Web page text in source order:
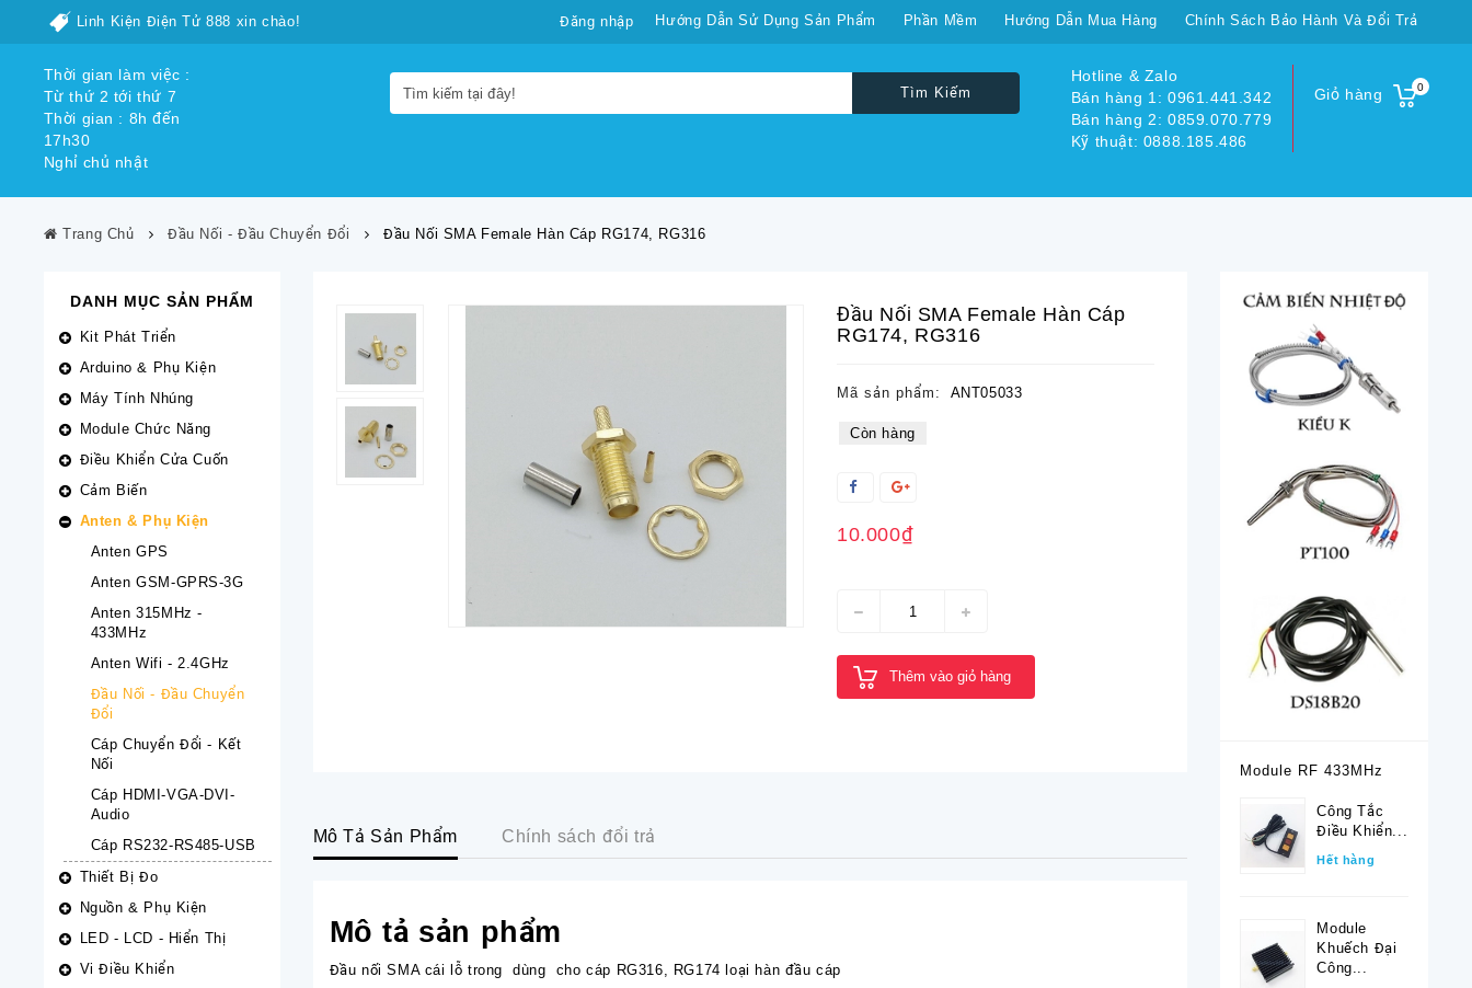
Linh Kiện Điện Tử 888 xin chào! Hướng Dẫn Sử Dụng Sản Phẩm Phần Mềm Hướng Dẫn Mua Hàng Chính Sách Bảo Hành Và Đổi Trả
Đăng nhập
Thời gian làm việc :
Từ thứ 2 tới thứ 7
Thời gian : 8h đến
17h30
Nghỉ chủ nhật
Giỏ hàng 0
Hotline & Zalo
Bán hàng 1: 0961.441.342
Bán hàng 2: 0859.070.779
Kỹ thuật: 0888.185.486
Tìm Kiếm
Trang Chủ Đầu Nối - Đầu Chuyển Đổi Đầu Nối SMA Female Hàn Cáp RG174, RG316
DANH MỤC SẢN PHẨM
Kit Phát Triển
Arduino & Phụ Kiện
Máy Tính Nhúng
Module Chức Năng
Điều Khiển Cửa Cuốn
Cảm Biến
Anten & Phụ Kiện
Anten GPS
Anten GSM-GPRS-3G
Anten 315MHz -
433MHz
Anten Wifi - 2.4GHz
Đầu Nối - Đầu Chuyển
Đổi
Cáp Chuyển Đổi - Kết
Nối
Cáp HDMI-VGA-DVI-
Audio
Cáp RS232-RS485-USB
Thiết Bị Đo
Nguồn & Phụ Kiện
LED - LCD - Hiển Thị
Vi Điều Khiển
Đầu Nối SMA Female Hàn Cáp
RG174, RG316
Mã sản phẩm: ANT05033
Còn hàng
10.000₫
Thêm vào giỏ hàng
Mô Tả Sản Phẩm Chính sách đổi trả
Mô tả sản phẩm
Đầu nối SMA cái lỗ trong dùng cho cáp RG316, RG174 loại hàn đầu cáp
Module RF 433MHz
Công Tắc
Điều Khiển...
Hết hàng
Module
Khuếch Đại
Công...